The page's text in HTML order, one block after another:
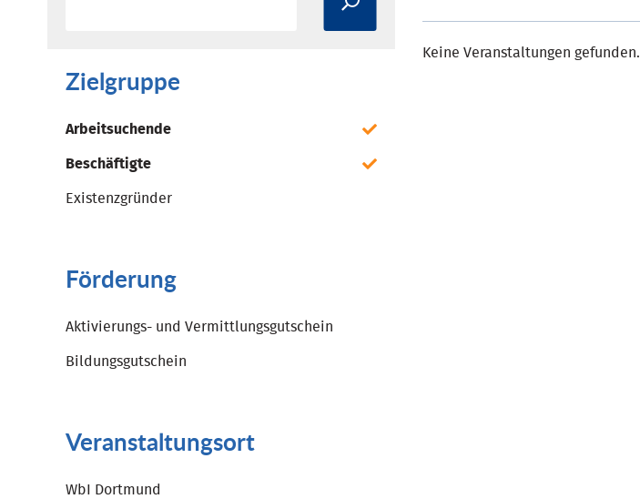
Zielgruppe
Arbeitsuchende
Beschäftigte
Existenzgründer
Förderung
Aktivierungs- und Vermittlungsgutschein
Bildungsgutschein
Veranstaltungsort
WbI Dortmund
Keine Veranstaltungen gefunden.